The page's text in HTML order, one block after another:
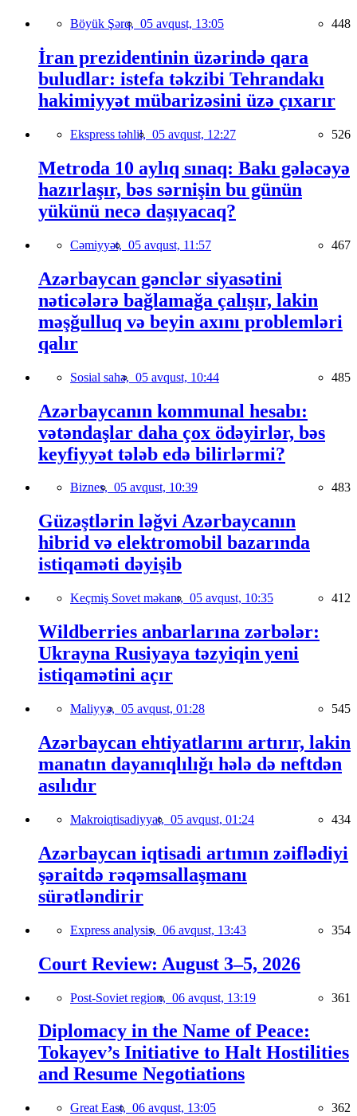
Böyük Şərq, 05 avqust, 13:05 448
İran prezidentinin üzərində qara
buludlar: istefa təkzibi Tehrandakı
hakimiyyət mübarizəsini üzə çıxarır
Ekspress təhlil, 05 avqust, 12:27 526
Metroda 10 aylıq sınaq: Bakı gələcəyə
hazırlaşır, bəs sərnişin bu günün
yükünü necə daşıyacaq?
Cəmiyyət, 05 avqust, 11:57 467
Azərbaycan gənclər siyasətini
nəticələrə bağlamağa çalışır, lakin
məşğulluq və beyin axını problemləri
qalır
Sosial sahə, 05 avqust, 10:44 485
Azərbaycanın kommunal hesabı:
vətəndaşlar daha çox ödəyirlər, bəs
keyfiyyət tələb edə bilirlərmi?
Biznes, 05 avqust, 10:39 483
Güzəştlərin ləğvi Azərbaycanın
hibrid və elektromobil bazarında
istiqaməti dəyişib
Keçmiş Sovet məkanı, 05 avqust, 10:35 412
Wildberries anbarlarına zərbələr:
Ukrayna Rusiyaya təzyiqin yeni
istiqamətini açır
Maliyyə, 05 avqust, 01:28 545
Azərbaycan ehtiyatlarını artırır, lakin
manatın dayanıqlılığı hələ də neftdən
asılıdır
Makroiqtisadiyyat, 05 avqust, 01:24 434
Azərbaycan iqtisadi artımın zəiflədiyi
şəraitdə rəqəmsallaşmanı
sürətləndirir
Express analysis, 06 avqust, 13:43 354
Court Review: August 3–5, 2026
Post-Soviet region, 06 avqust, 13:19 361
Diplomacy in the Name of Peace:
Tokayev’s Initiative to Halt Hostilities
and Resume Negotiations
Great East, 06 avqust, 13:05 362